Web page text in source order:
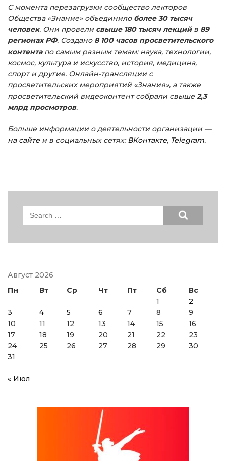
С момента перезагрузки сообщество лекторов
Общества «Знание» объединило более 30 тысяч
человек. Они провели свыше 180 тысяч лекцийв 89
регионах РФ. Создано 8 100 часов просветительского
контента по самым разным темам: наука, технологии,
космос, культура и искусство, история, медицина,
спорт и другие. Онлайн-трансляции с
просветительских мероприятий «Знания», а также
просветительский видеоконтент собрали свыше 2,3
млрд просмотров.
Больше информации о деятельности организации —
на сайте и в социальных сетях: ВКонтакте, Telegram.
Search
Август 2026
Пн
Вт Ср Чт Пт Сб
Вс
1
2
3
4 5 6 7 8
9
10
11 12 13 14 15
16
17
18 19 20 21 22
23
24
25 26 27 28 29
30
31
« Июл